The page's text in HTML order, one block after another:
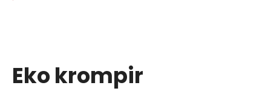
Eko krompir